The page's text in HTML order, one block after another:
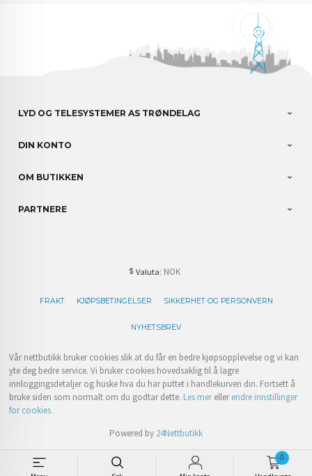
0
LYD OG TELESYSTEMER AS TRØNDELAG
DIN KONTO
OM BUTIKKEN
PARTNERE
Valuta: NOK
FRAKT KJØPSBETINGELSER SIKKERHET OG PERSONVERN
NYHETSBREV
Vår nettbutikk bruker cookies slik at du får en bedre kjøpsopplevelse og vi kan
yte deg bedre service. Vi bruker cookies hovedsaklig til å lagre
innloggingsdetaljer og huske hva du har puttet i handlekurven din. Fortsett å
bruke siden som normalt om du godtar dette. Les merellerendre innstillinger
for cookies.
Powered by 24Nettbutikk